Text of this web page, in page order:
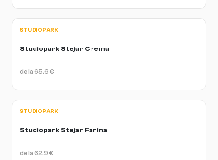
STUDIOPARK
Studiopark Stejar Crema
de la 65.6 €
STUDIOPARK
Studiopark Stejar Farina
de la 62.9 €